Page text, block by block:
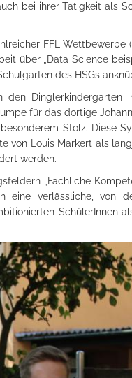
bei ihrer Tätigkeit als
FFL-Wettbewerbe
über „Data Science
des HSGs
den
für das dortige
Stolz. Diese
von Louis Markert als
werden.
„Fachliche
eine verlässliche, von
SchülerInnen